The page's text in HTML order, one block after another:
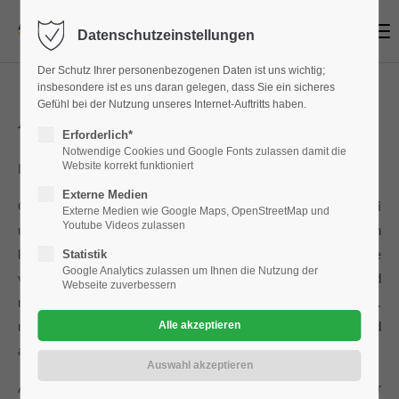
Login
Benutzername
Passwort
Anmelden
Lost your password?
ADAC Clubmobilstation in Berlin
Für Mitglieder und Nichtmitglieder
Clubmobile verschiedener Marken stehen zur Anmietung bei
uns im Haus bereit. In unserer ADAC-Clubmobilstation
können Mitglieder aber auch Nichtmitglieder Clubmobile
verschiedener Marken anmieten. Die Mietfahrzeuge sind
meist nicht älter als 1 Jahr und PKWs der Mittelklasse, d.h.
mindestens 5 Sitzer mit ausreichendem Kofferraum, sie sind
also hervorragend für Urlaubsfahrten geeignet.
ADAC Mitglieder können die Clubmobile innerhalb der
Datenschutzeinstellungen
Der Schutz Ihrer personenbezogenen Daten ist uns wichtig;
insbesondere ist es uns daran gelegen, dass Sie ein sicheres
Gefühl bei der Nutzung unseres Internet-Auftritts haben.
Erforderlich*
Notwendige Cookies und Google Fonts zulassen damit die
Website korrekt funktioniert
Externe Medien
Externe Medien wie Google Maps, OpenStreetMap und
Youtube Videos zulassen
Statistik
Google Analytics zulassen um Ihnen die Nutzung der
Webseite zuverbessern